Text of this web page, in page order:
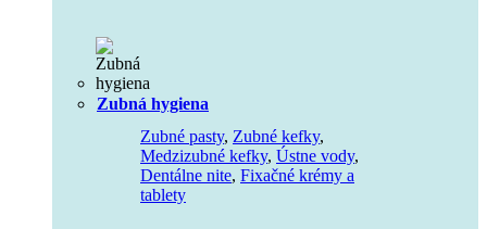
Zubná hygiena
Zubné pasty, Zubné kefky,
Medzizubné kefky, Ústne vody,
Dentálne nite, Fixačné krémy a
tablety